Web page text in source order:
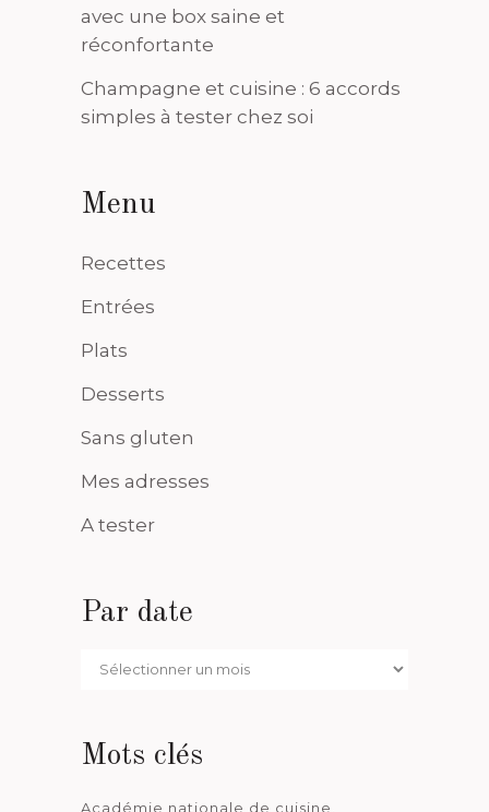
avec une box saine et
réconfortante
Champagne et cuisine : 6 accords
simples à tester chez soi
Menu
Recettes
Entrées
Plats
Desserts
Sans gluten
Mes adresses
A tester
Par date
Par
Mots clés
Académie nationale de cuisine